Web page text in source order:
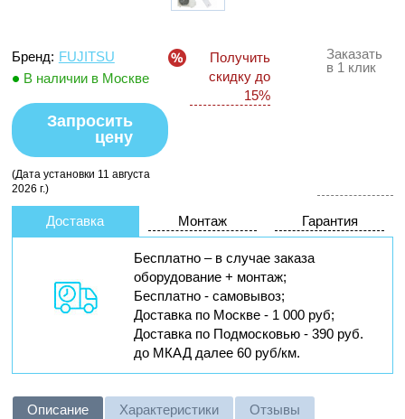
Бренд: FUJITSU
В наличии в Москве
Запросить
цену
(Дата установки 11 августа
2026 г.)
Получить
скидку до
15%
Заказать
в 1 клик
Доставка Монтаж Гарантия
Бесплатно – в случае заказа
оборудование + монтаж;
Бесплатно - самовывоз;
Доставка по Москве - 1 000 руб;
Доставка по Подмосковью - 390 руб.
до МКАД далее 60 руб/км.
Описание Характеристики Отзывы